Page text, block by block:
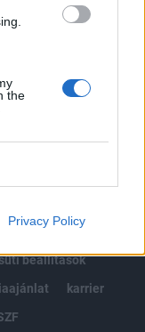
the
Privacy Policy
beállítások
karrier